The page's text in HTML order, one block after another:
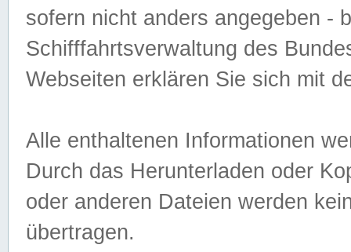
sofern nicht anders angegeben -
Schifffahrtsverwaltung des
Webseiten erklären Sie sich mit
Alle enthaltenen Informationen
Durch das Herunterladen oder
oder anderen Dateien werden
übertragen.